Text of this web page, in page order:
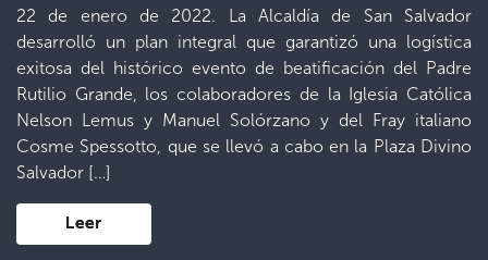
22 de enero de 2022. La Alcaldía de San Salvador
desarrolló un plan integral que garantizó una logística
exitosa del histórico evento de beatificación del Padre
Rutilio Grande, los colaboradores de la Iglesia Católica
Nelson Lemus y Manuel Solórzano y del Fray italiano
Cosme Spessotto, que se llevó a cabo en la Plaza Divino
Salvador […]
Leer